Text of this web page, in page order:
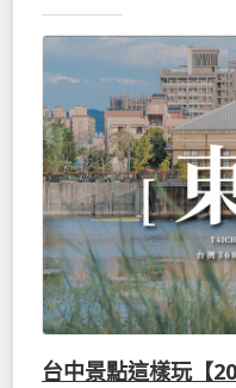
台中景點這樣玩【